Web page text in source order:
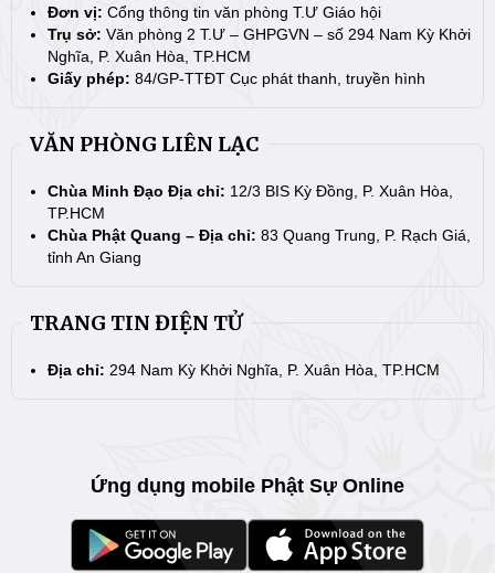
Đơn vị: Cổng thông tin văn phòng T.Ư Giáo hội
Trụ sở: Văn phòng 2 T.Ư – GHPGVN – số 294 Nam Kỳ Khởi
Nghĩa, P. Xuân Hòa, TP.HCM
Giấy phép: 84/GP-TTĐT Cục phát thanh, truyền hình
VĂN PHÒNG LIÊN LẠC
Chùa Minh Đạo Địa chỉ: 12/3 BIS Kỳ Đồng, P. Xuân Hòa,
TP.HCM
Chùa Phật Quang – Địa chỉ: 83 Quang Trung, P. Rạch Giá,
tỉnh An Giang
TRANG TIN ĐIỆN TỬ
Địa chỉ: 294 Nam Kỳ Khởi Nghĩa, P. Xuân Hòa, TP.HCM
Ứng dụng mobile Phật Sự Online